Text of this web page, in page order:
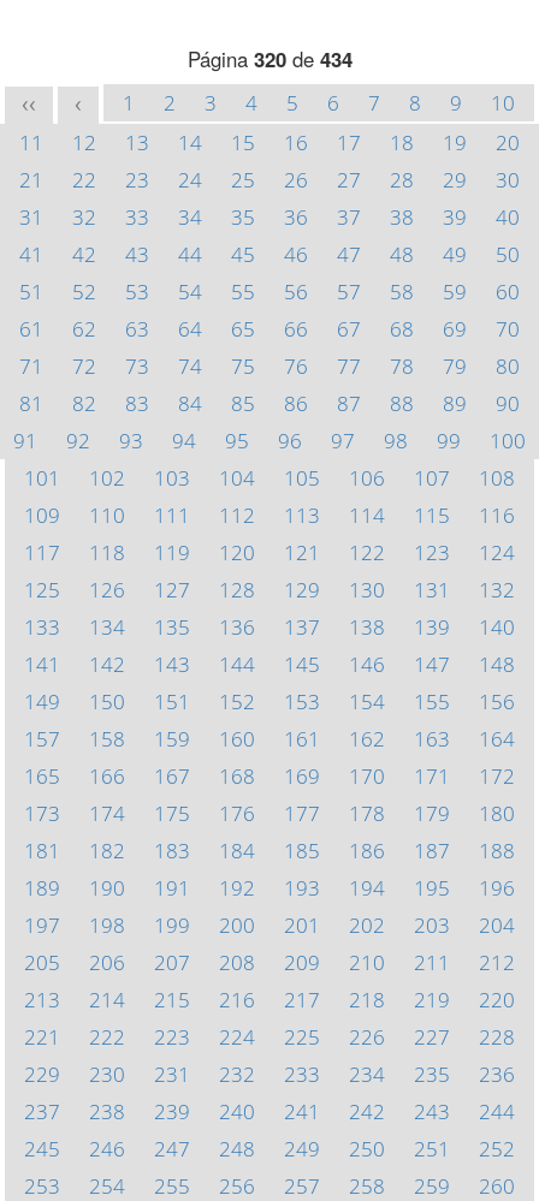
Página 320de 434
<< < 1 2 3 4 5 6 7 8 9
10
11
12 13 14 15 16 17 18 19
20
21
22 23 24 25 26 27 28 29
30
31
32 33 34 35 36 37 38 39
40
41
42 43 44 45 46 47 48 49
50
51
52 53 54 55 56 57 58 59
60
61
62 63 64 65 66 67 68 69
70
71
72 73 74 75 76 77 78 79
80
81
82 83 84 85 86 87 88 89
90
91
92 93 94 95 96 97 98 99
100
101
102 103 104 105 106 107
108
109
110 111 112 113 114 115
116
117
118 119 120 121 122 123
124
125
126 127 128 129 130 131
132
133
134 135 136 137 138 139
140
141
142 143 144 145 146 147
148
149
150 151 152 153 154 155
156
157
158 159 160 161 162 163
164
165
166 167 168 169 170 171
172
173
174 175 176 177 178 179
180
181
182 183 184 185 186 187
188
189
190 191 192 193 194 195
196
197
198 199 200 201 202 203
204
205
206 207 208 209 210 211
212
213
214 215 216 217 218 219
220
221
222 223 224 225 226 227
228
229
230 231 232 233 234 235
236
237
238 239 240 241 242 243
244
245
246 247 248 249 250 251
252
253
254 255 256 257 258 259
260